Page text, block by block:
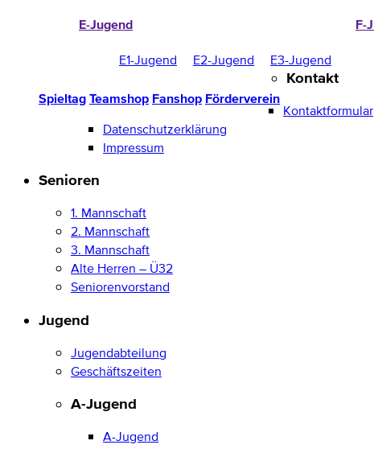
E-Jugend
E1-Jugend E2-Jugend E3-Jugend
F-
Spieltag Teamshop Fanshop Förderverein
Kontakt
Kontaktformular
Datenschutzerklärung
Impressum
Senioren
1. Mannschaft
2. Mannschaft
3. Mannschaft
Alte Herren – Ü32
Seniorenvorstand
Jugend
Jugendabteilung
Geschäftszeiten
A-Jugend
A-Jugend